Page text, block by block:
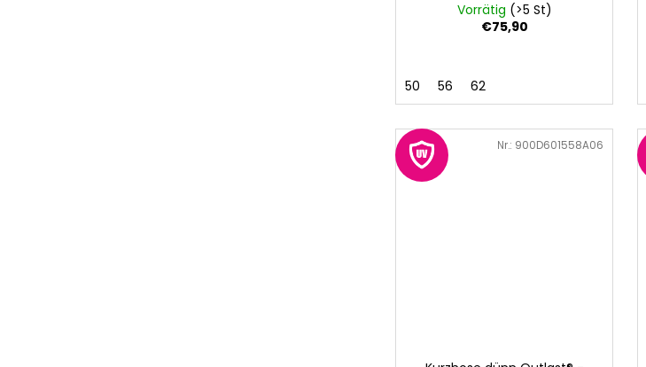
Vorrätig (>5 St)
€75,90
50 56 62
Art.-Nr.: 900D601558A06